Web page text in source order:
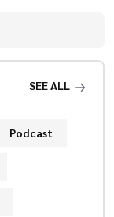
SEE ALL
Podcast